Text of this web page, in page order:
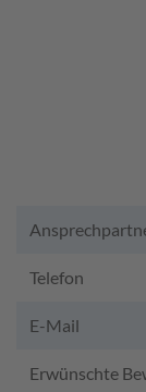
Telefon
E-Mail
Erwünschte